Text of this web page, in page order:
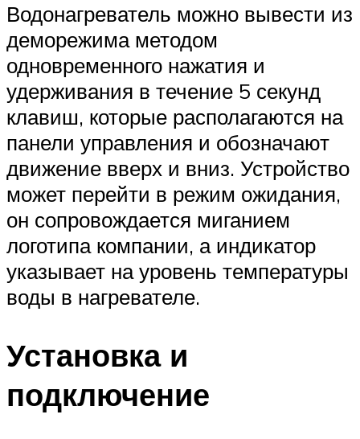
Водонагреватель можно вывести из
деморежима методом
одновременного нажатия и
удерживания в течение 5 секунд
клавиш, которые располагаются на
панели управления и обозначают
движение вверх и вниз. Устройство
может перейти в режим ожидания,
он сопровождается миганием
логотипа компании, а индикатор
указывает на уровень температуры
воды в нагревателе.
Установка и
подключение